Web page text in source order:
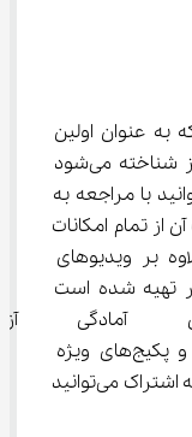
به عنوان اولین
مدرسه مجازی دارای مجوز در ایران نیز شناخته می‌شود
مجازی آی نو نام دارد. شما می‌توانید با مراجعه به
از تمام امکانات
بر ویدیوهای
تهیه شده است
آموزشی، پکیج‌های
پکیج‌های آمادگی برای امتحانات نهایی و پکیج‌های ویژه
کنکور نیز از دیگر مواردی است که با تهیه اشتراک می‌توانید